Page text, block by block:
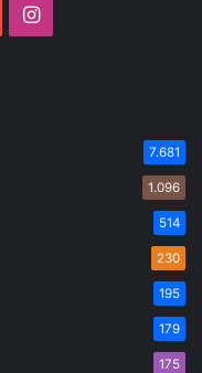
YouTubeInstagram
7.681
1.096
514
230
195
179
175